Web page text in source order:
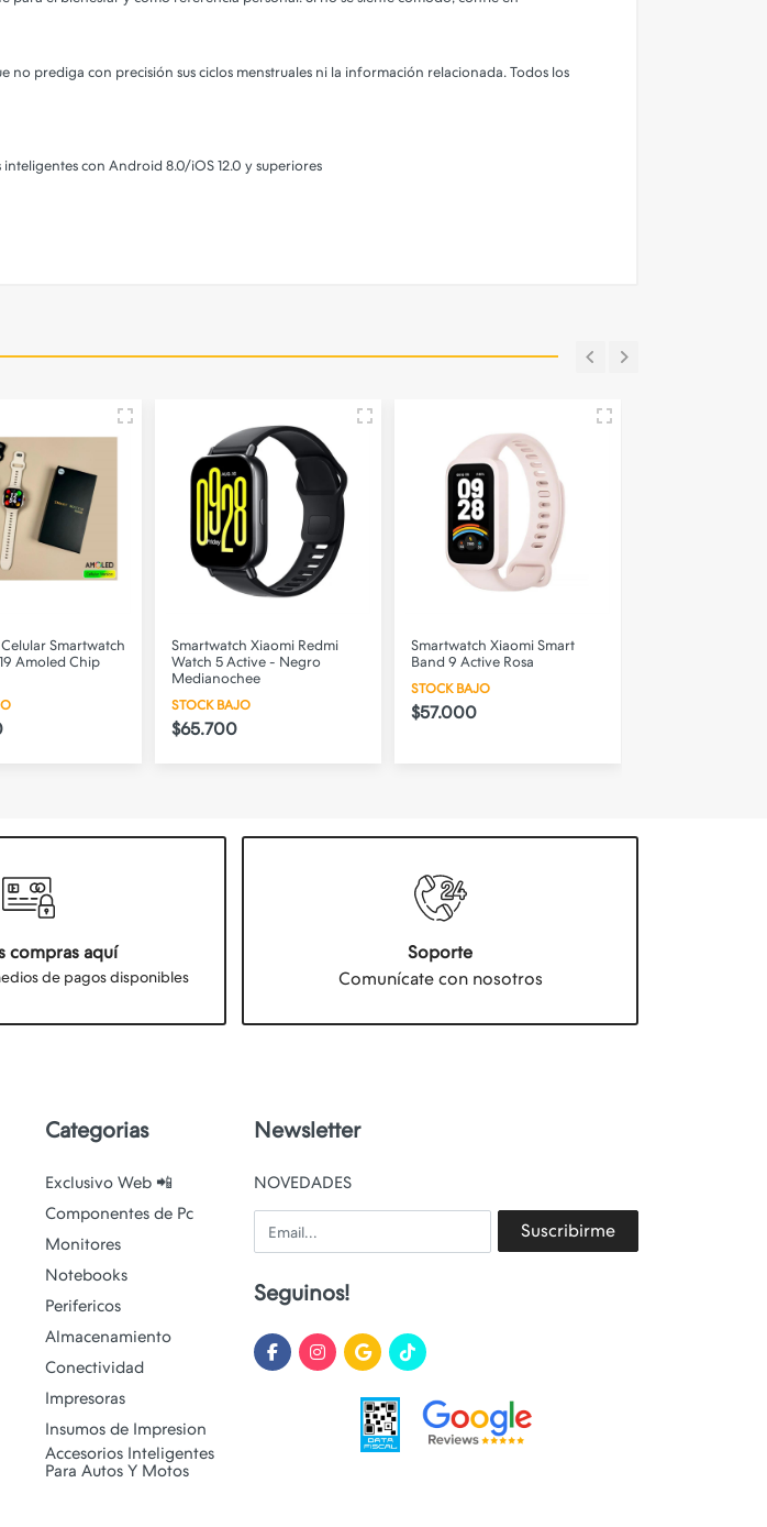
prediga con precisión sus ciclos menstruales ni la información relacionada. Todos los
con Android 8.0/iOS 12.0 y superiores
Smartwatch
Amoled Chip
Smartwatch Xiaomi Redmi
Watch 5 Active - Negro
Medianochee
STOCK BAJO
$65.700
Smartwatch Xiaomi Smart
Band 9 Active Rosa
STOCK BAJO
$57.000
compras aquí
de pagos disponibles
Soporte
Comunícate con nosotros
Categorias
Exclusivo Web 📲
Componentes de Pc
Monitores
Notebooks
Perifericos
Almacenamiento
Conectividad
Impresoras
Insumos de Impresion
Accesorios Inteligentes
Para Autos Y Motos
Newsletter
NOVEDADES
Email Suscribirme
Seguinos!